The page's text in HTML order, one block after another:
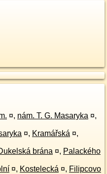
¤, nám. T. G. Masaryka ¤,
¤, Kramářská ¤,
brána ¤, Palackého
¤, Kostelecká ¤, Filipcovo